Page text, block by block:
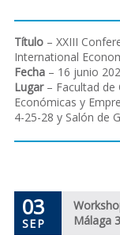
Título– XXIII
International
Fecha– 16 junio
Lugar– Facultad de
Económicas y
4-25-28 y Salón de
03
SEP
Málaga